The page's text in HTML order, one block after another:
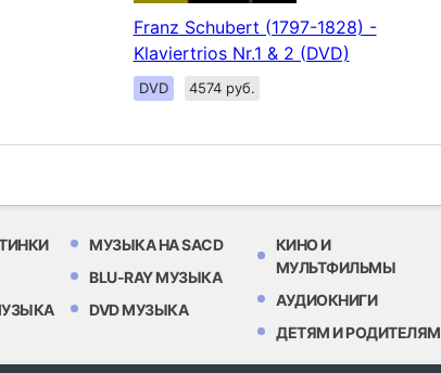
Franz Schubert (1797-1828) -
Klaviertrios Nr.1 & 2 (DVD)
DVD 4574 руб.
МУЗЫКА НА SACD
BLU-RAY МУЗЫКА
DVD МУЗЫКА
КИНО И
МУЛЬТФИЛЬМЫ
АУДИОКНИГИ
ДЕТЯМ И РОДИТЕЛЯМ